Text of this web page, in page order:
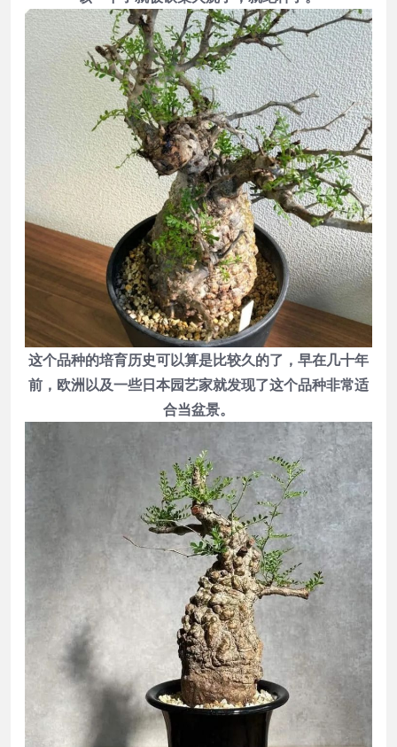
这个品种的培育历史可以算是比较久的了，早在几十年
前，欧洲以及一些日本园艺家就发现了这个品种非常适
合当盆景。